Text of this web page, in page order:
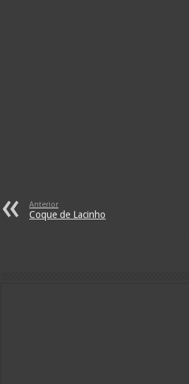
Anterior
Coque de Lacinho